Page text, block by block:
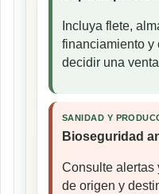
Incluya flete,
financiamiento y
decidir una
SANIDAD Y
Bioseguridad
Consulte alertas
de origen y